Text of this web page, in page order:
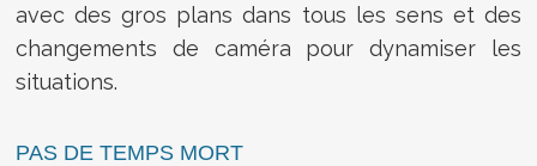
avec des gros plans dans tous les sens et des
changements de caméra pour dynamiser les
situations.
PAS DE TEMPS MORT